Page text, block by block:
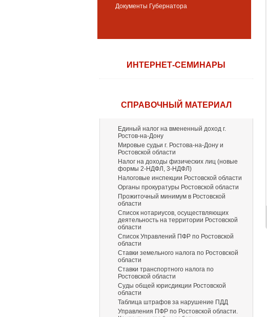
Документы Губернатора
ИНТЕРНЕТ-СЕМИНАРЫ
СПРАВОЧНЫЙ МАТЕРИАЛ
Единый налог на вмененный доход г.
Ростов-на-Дону
Мировые судьи г. Ростова-на-Дону и
Ростовской области
Налог на доходы физических лиц (новые
формы 2-НДФЛ, 3-НДФЛ)
Налоговые инспекции Ростовской области
Органы прокуратуры Ростовской области
Прожиточный минимум в Ростовской
области
Список нотариусов, осуществляющих
деятельность на территории Ростовской
области
Список Управлений ПФР по Ростовской
области
Ставки земельного налога по Ростовской
области
Ставки транспортного налога по
Ростовской области
Суды общей юрисдикции Ростовской
области
Таблица штрафов за нарушение ПДД
Управления ПФР по Ростовской области.